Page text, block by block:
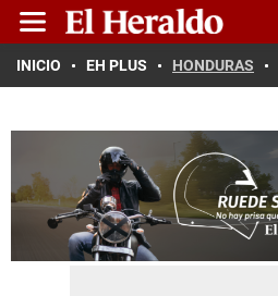
INICIO EH PLUS HONDURAS